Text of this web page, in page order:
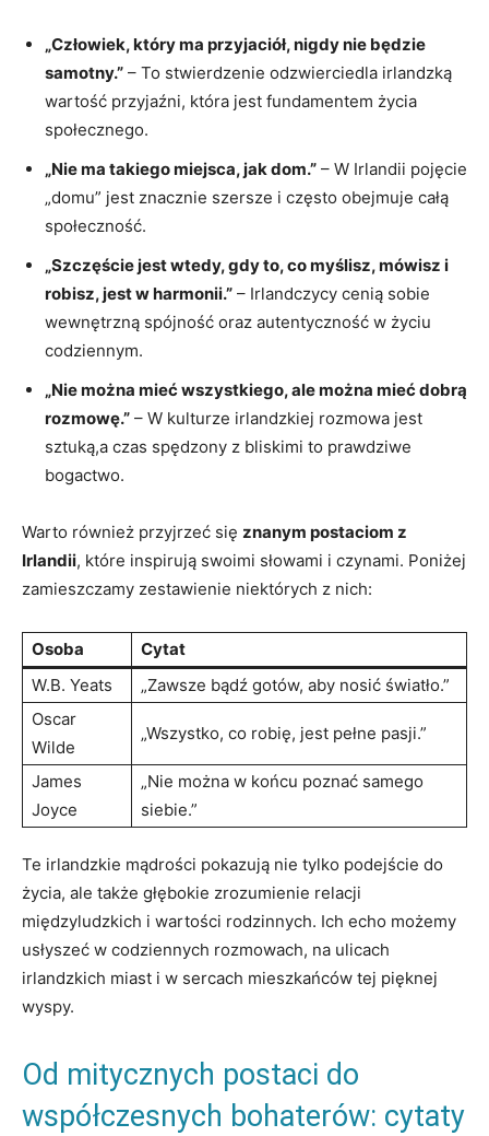
„Człowiek, który ma przyjaciół, nigdy nie będzie
samotny.” – To stwierdzenie odzwierciedla irlandzką
wartość przyjaźni, która jest fundamentem życia
społecznego.
„Nie ma takiego miejsca, jak dom.” – W Irlandii pojęcie
„domu” jest znacznie szersze i często obejmuje całą
społeczność.
„Szczęście jest wtedy, gdy to, co myślisz, mówisz i
robisz, jest w harmonii.” – Irlandczycy cenią sobie
wewnętrzną spójność oraz autentyczność w życiu
codziennym.
„Nie można mieć wszystkiego, ale można mieć dobrą
rozmowę.” – W kulturze irlandzkiej rozmowa jest
sztuką,a czas spędzony z bliskimi to prawdziwe
bogactwo.
Warto również przyjrzeć się znanym postaciom z
Irlandii, które inspirują swoimi słowami i czynami. Poniżej
zamieszczamy zestawienie niektórych z nich:
Osoba
Cytat
W.B. Yeats
„Zawsze bądź gotów, aby nosić światło.”
Oscar
Wilde
„Wszystko, co robię, jest pełne pasji.”
James
Joyce
„Nie można w końcu poznać samego
siebie.”
Te irlandzkie mądrości pokazują nie tylko podejście do
życia, ale także głębokie zrozumienie relacji
międzyludzkich i wartości rodzinnych. Ich echo możemy
usłyszeć w codziennych rozmowach, na ulicach
irlandzkich miast i w sercach mieszkańców tej pięknej
wyspy.
Od mitycznych postaci do
współczesnych bohaterów: cytaty